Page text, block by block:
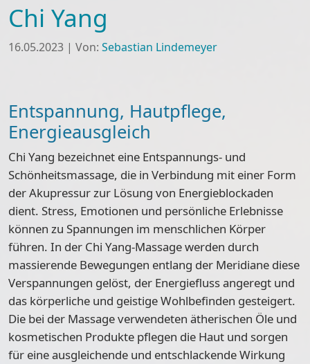
Chi Yang
16.05.2023 | Von: Sebastian Lindemeyer
Entspannung, Hautpflege,
Energieausgleich
Chi Yang bezeichnet eine Entspannungs- und
Schönheitsmassage, die in Verbindung mit einer Form
der Akupressur zur Lösung von Energieblockaden
dient. Stress, Emotionen und persönliche Erlebnisse
können zu Spannungen im menschlichen Körper
führen. In der Chi Yang-Massage werden durch
massierende Bewegungen entlang der Meridiane diese
Verspannungen gelöst, der Energiefluss angeregt und
das körperliche und geistige Wohlbefinden gesteigert.
Die bei der Massage verwendeten ätherischen Öle und
kosmetischen Produkte pflegen die Haut und sorgen
für eine ausgleichende und entschlackende Wirkung